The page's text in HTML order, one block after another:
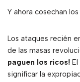
Y ahora cosechan
Los ataques recién
de las masas
paguen los ricos!
significar la